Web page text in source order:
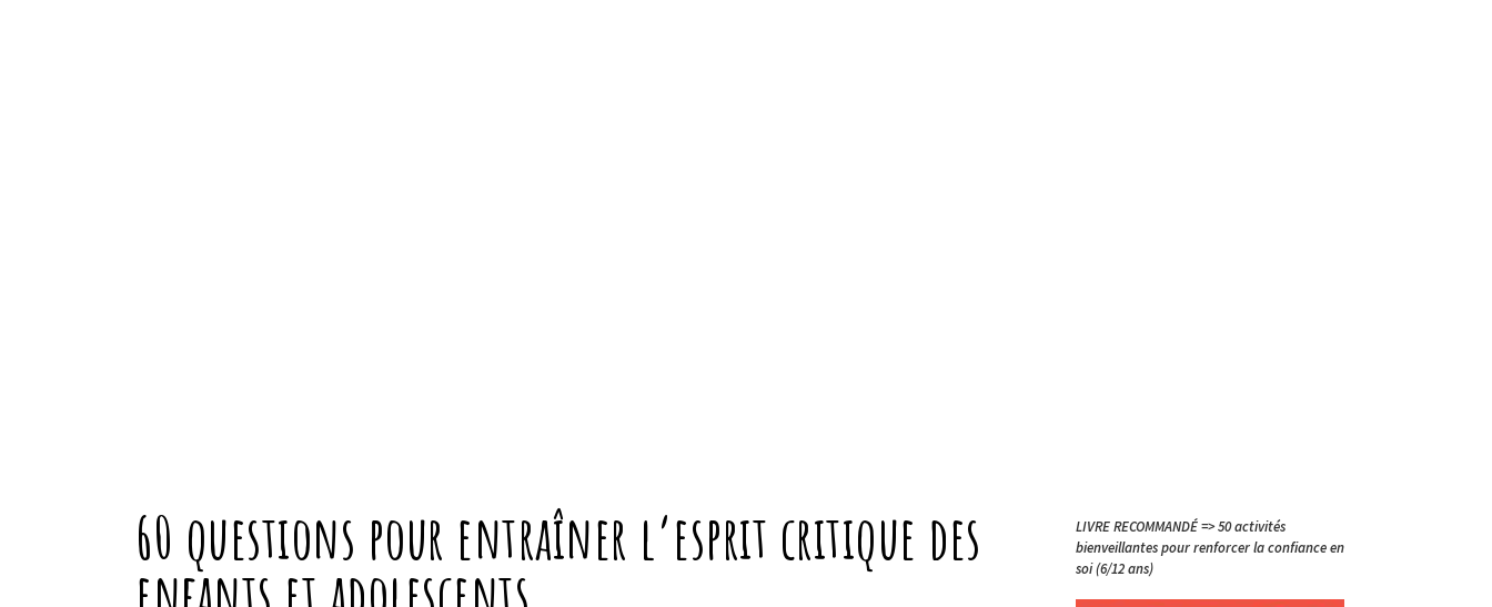
60 questions pour entraîner l’esprit critique des
LIVRE RECOMMANDÉ => 50 activités
bienveillantes pour renforcer la confiance en
soi (6/12 ans)